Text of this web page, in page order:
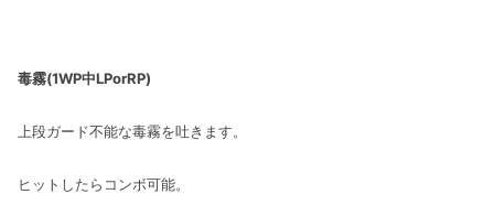
毒霧(1WP中LPorRP)
上段ガード不能な毒霧を吐きます。
ヒットしたらコンボ可能。